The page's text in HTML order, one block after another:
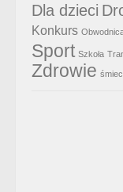
Dla dzieci
Konkurs
Sport Szkoła
Zdrowie